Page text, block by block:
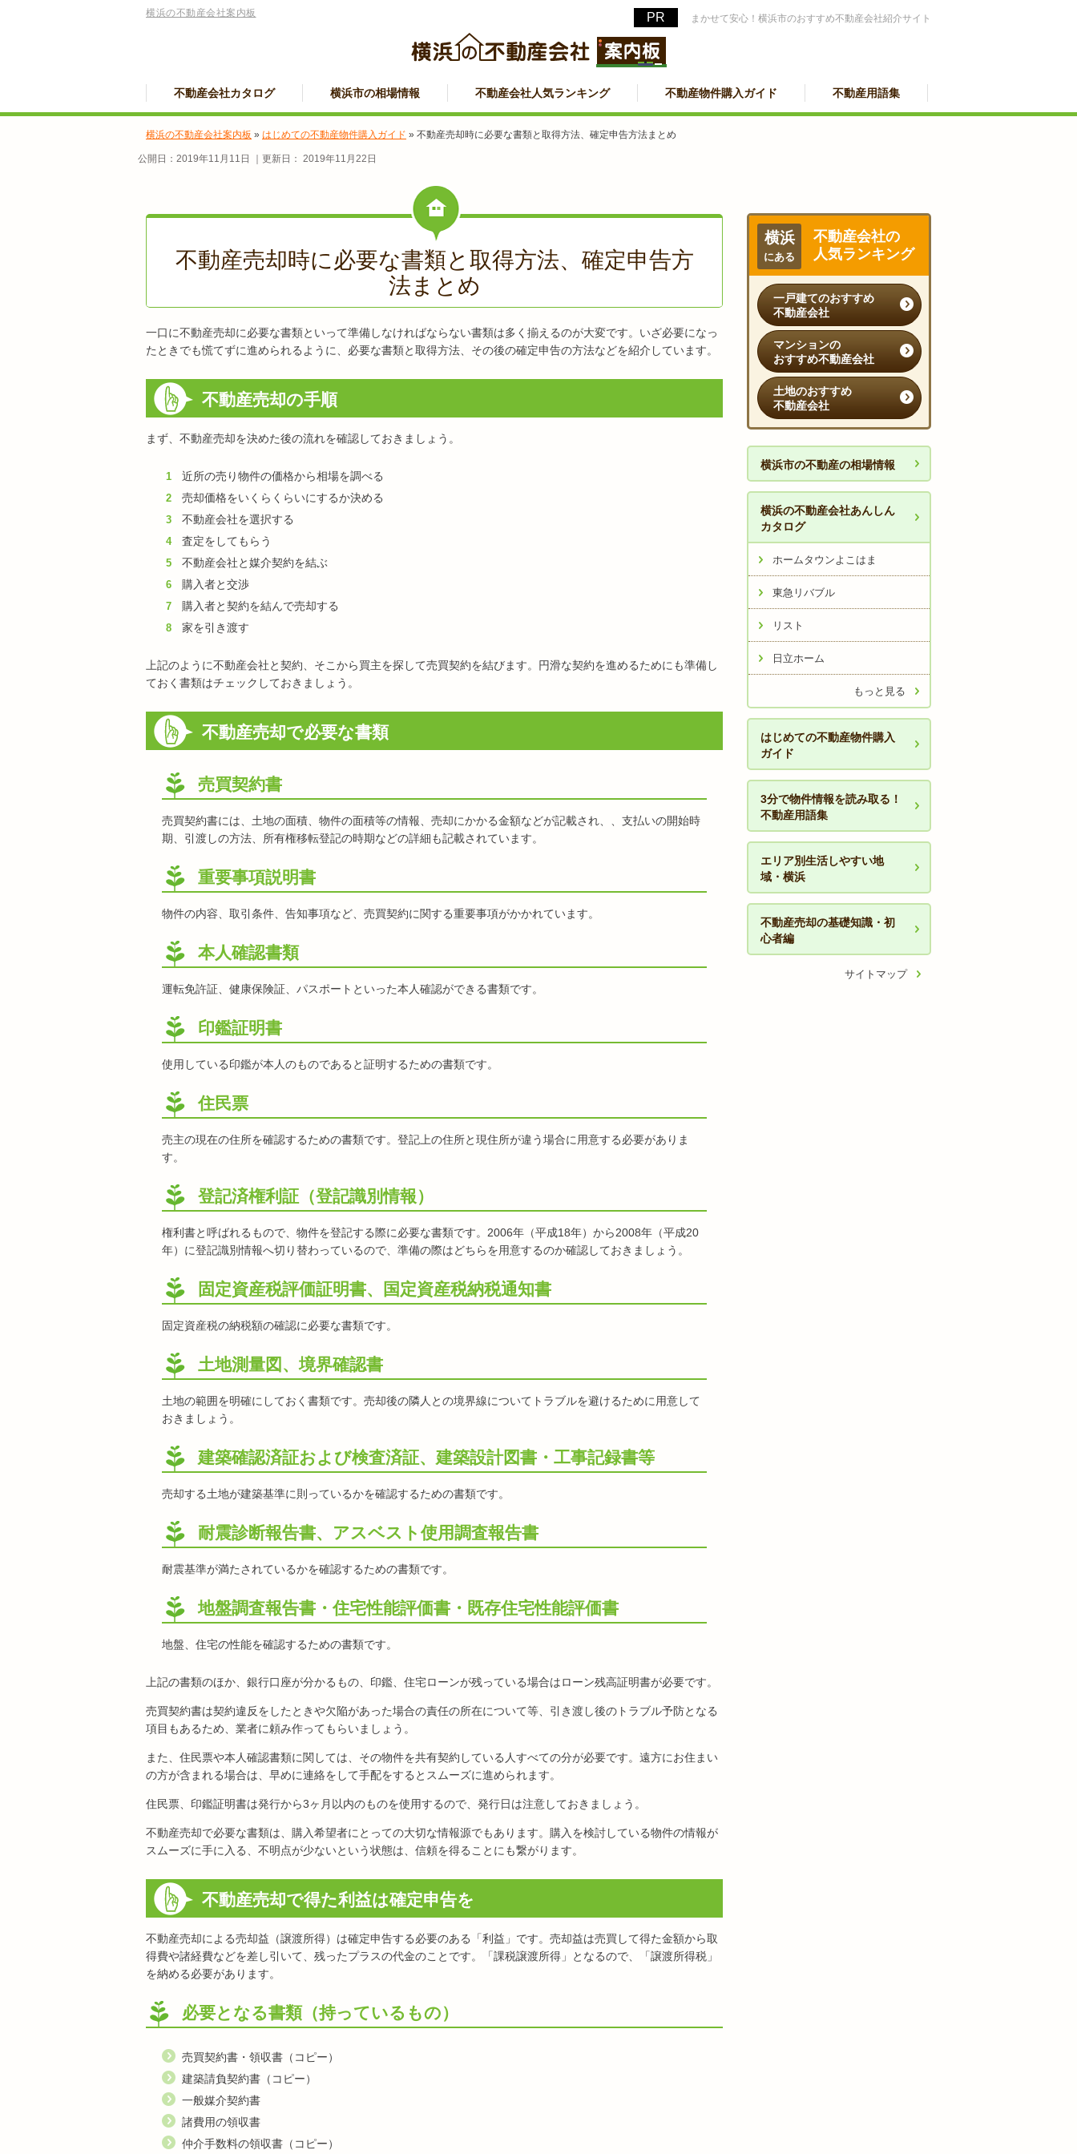
横浜の不動産会社案内板 まかせて安心！横浜市のおすすめ不動産会社紹介サイト
不動産会社カタログ 横浜市の相場情報 不動産会社人気ランキング 不動産物件購入ガイド 不動産用語集
横浜の不動産会社案内板 » はじめての不動産物件購入ガイド » 不動産売却時に必要な書類と取得方法、確定申告方法まとめ
公開日： 2019年11月11日 ｜更新日： 2019年11月22日
不動産売却時に必要な書類と取得方法、確定申告方
法まとめ
一口に不動産売却に必要な書類といって準備しなければならない書類は多く揃えるのが大変です。いざ必要になっ
たときでも慌てずに進められるように、必要な書類と取得方法、その後の確定申告の方法などを紹介しています。
不動産売却の手順
まず、不動産売却を決めた後の流れを確認しておきましょう。
近所の売り物件の価格から相場を調べる
売却価格をいくらくらいにするか決める
不動産会社を選択する
査定をしてもらう
不動産会社と媒介契約を結ぶ
購入者と交渉
購入者と契約を結んで売却する
家を引き渡す
上記のように不動産会社と契約、そこから買主を探して売買契約を結びます。円滑な契約を進めるためにも準備し
ておく書類はチェックしておきましょう。
不動産売却で必要な書類
売買契約書
売買契約書には、土地の面積、物件の面積等の情報、売却にかかる金額などが記載され、、支払いの開始時
期、引渡しの方法、所有権移転登記の時期などの詳細も記載されています。
重要事項説明書
物件の内容、取引条件、告知事項など、売買契約に関する重要事項がかかれています。
本人確認書類
運転免許証、健康保険証、パスポートといった本人確認ができる書類です。
印鑑証明書
使用している印鑑が本人のものであると証明するための書類です。
住民票
売主の現在の住所を確認するための書類です。登記上の住所と現住所が違う場合に用意する必要がありま
す。
登記済権利証（登記識別情報）
権利書と呼ばれるもので、物件を登記する際に必要な書類です。2006年（平成18年）から2008年（平成20
年）に登記識別情報へ切り替わっているので、準備の際はどちらを用意するのか確認しておきましょう。
固定資産税評価証明書、国定資産税納税通知書
固定資産税の納税額の確認に必要な書類です。
土地測量図、境界確認書
土地の範囲を明確にしておく書類です。売却後の隣人との境界線についてトラブルを避けるために用意して
おきましょう。
建築確認済証および検査済証、建築設計図書・工事記録書等
売却する土地が建築基準に則っているかを確認するための書類です。
耐震診断報告書、アスベスト使用調査報告書
耐震基準が満たされているかを確認するための書類です。
地盤調査報告書・住宅性能評価書・既存住宅性能評価書
地盤、住宅の性能を確認するための書類です。
上記の書類のほか、銀行口座が分かるもの、印鑑、住宅ローンが残っている場合はローン残高証明書が必要です。
売買契約書は契約違反をしたときや欠陥があった場合の責任の所在について等、引き渡し後のトラブル予防となる
項目もあるため、業者に頼み作ってもらいましょう。
また、住民票や本人確認書類に関しては、その物件を共有契約している人すべての分が必要です。遠方にお住まい
の方が含まれる場合は、早めに連絡をして手配をするとスムーズに進められます。
住民票、印鑑証明書は発行から3ヶ月以内のものを使用するので、発行日は注意しておきましょう。
不動産売却で必要な書類は、購入希望者にとっての大切な情報源でもあります。購入を検討している物件の情報が
スムーズに手に入る、不明点が少ないという状態は、信頼を得ることにも繋がります。
不動産売却で得た利益は確定申告を
不動産売却による売却益（譲渡所得）は確定申告する必要のある「利益」です。売却益は売買して得た金額から取
得費や諸経費などを差し引いて、残ったプラスの代金のことです。「課税譲渡所得」となるので、「譲渡所得税」
を納める必要があります。
必要となる書類（持っているもの）
売買契約書・領収書（コピー）
建築請負契約書（コピー）
一般媒介契約書
諸費用の領収書
仲介手数料の領収書（コピー）
横浜
にある
不動産会社の
人気ランキング
一戸建てのおすすめ
不動産会社
マンションの
おすすめ不動産会社
土地のおすすめ
不動産会社
横浜市の不動産の相場情報
横浜の不動産会社あんしん
カタログ
ホームタウンよこはま
東急リバブル
リスト
日立ホーム
もっと見る
はじめての不動産物件購入
ガイド
3分で物件情報を読み取る！
不動産用語集
エリア別生活しやすい地
域・横浜
不動産売却の基礎知識・初
心者編
サイトマップ